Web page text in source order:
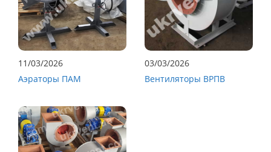
11/03/2026
Аэраторы ПАМ
03/03/2026
Вентиляторы ВРПВ